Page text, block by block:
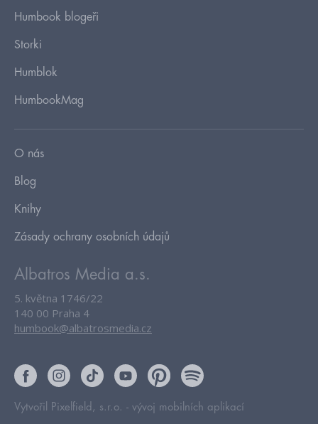
Humbook blogeři
Storki
Humblok
HumbookMag
O nás
Blog
Knihy
Zásady ochrany osobních údajů
Albatros Media a.s.
5. května 1746/22
140 00 Praha 4
humbook@albatrosmedia.cz
Vytvořil Pixelfield, s.r.o. - vývoj mobilních aplikací